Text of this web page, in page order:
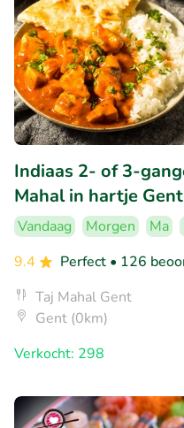
Indiaas 2- of 3-
Mahal in hartje Gent
Vandaag Morgen Ma
9.4
Perfect • 126
Taj Mahal Gent
Gent (0km)
Verkocht: 298